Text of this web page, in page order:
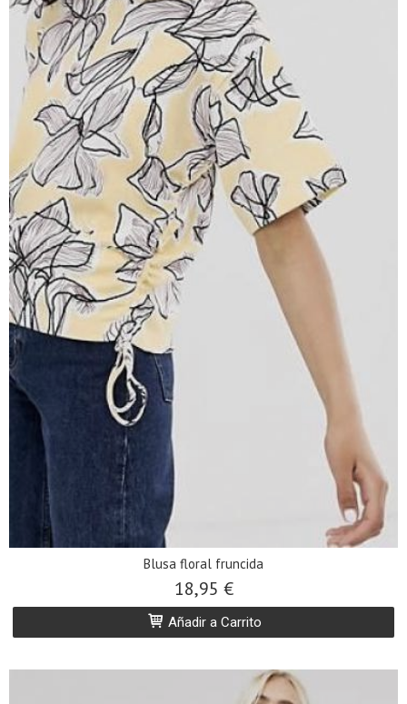
Blusa floral fruncida
18,95 €
Añadir a Carrito